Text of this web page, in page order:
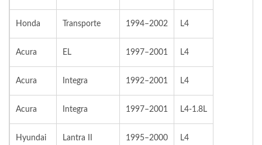
Honda Transporte 1994–2002 L4
Acura EL 1997–2001 L4
Acura Integra 1992–2001 L4
Acura Integra 1997–2001 L4-1.8L
Hyundai Lantra II 1995–2000 L4